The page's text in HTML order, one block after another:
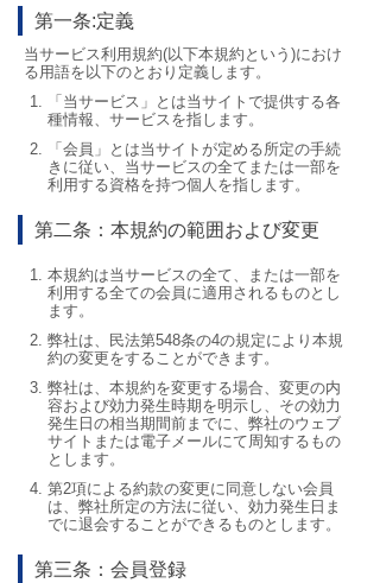
第一条:定義
当サービス利用規約(以下本規約という)におけ
る用語を以下のとおり定義します。
「当サービス」とは当サイトで提供する各
種情報、サービスを指します。
「会員」とは当サイトが定める所定の手続
きに従い、当サービスの全てまたは一部を
利用する資格を持つ個人を指します。
第二条：本規約の範囲および変更
本規約は当サービスの全て、または一部を
利用する全ての会員に適用されるものとし
ます。
弊社は、民法第548条の4の規定により本規
約の変更をすることができます。
弊社は、本規約を変更する場合、変更の内
容および効力発生時期を明示し、その効力
発生日の相当期間前までに、弊社のウェブ
サイトまたは電子メールにて周知するもの
とします。
第2項による約款の変更に同意しない会員
は、弊社所定の方法に従い、効力発生日ま
でに退会することができるものとします。
第三条：会員登録